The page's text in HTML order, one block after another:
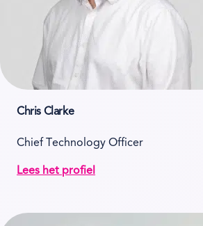
Chris Clarke
Chief Technology Officer
Lees het profiel